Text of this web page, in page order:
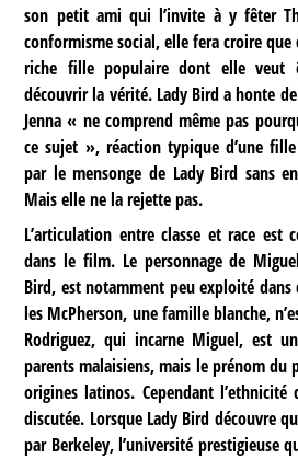
son petit ami qui l’invite à y fêter
conformisme social, elle fera croire que
riche fille populaire dont elle veut
découvrir la vérité. Lady Bird a honte
Jenna « ne comprend même pas
ce sujet », réaction typique d’une
par le mensonge de Lady Bird sans
Mais elle ne la rejette pas.
L’articulation entre classe et race est
dans le film. Le personnage de
Bird, est notamment peu exploité dans
les McPherson, une famille blanche,
Rodriguez, qui incarne Miguel, est
parents malaisiens, mais le prénom du
origines latinos. Cependant
discutée. Lorsque Lady Bird découvre
par Berkeley, l’université prestigieuse